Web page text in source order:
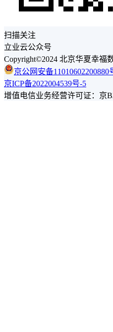
扫描关注
立业云公众号
Copyright©2024 北京华夏幸福
京公网安备11010602200880
京ICP备2022004539号-5
增值电信业务经营许可证：京